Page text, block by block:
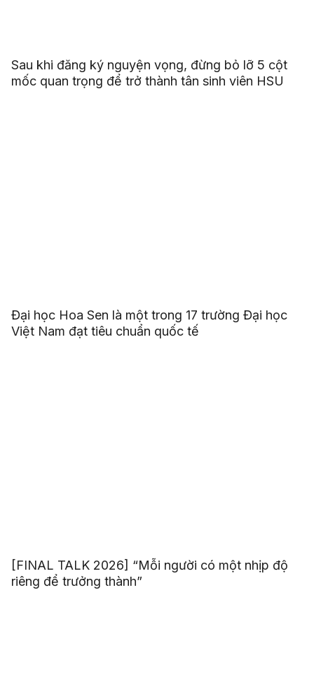
Sau khi đăng ký nguyện vọng, đừng bỏ lỡ 5 cột
mốc quan trọng để trở thành tân sinh viên HSU
Đại học Hoa Sen là một trong 17 trường Đại học
Việt Nam đạt tiêu chuẩn quốc tế
[FINAL TALK 2026] “Mỗi người có một nhịp độ
riêng để trưởng thành”